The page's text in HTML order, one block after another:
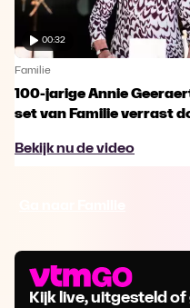
00:32
Familie
100-jarige Annie
set van Familie verrast
Bekijk nu de video
Kijk live, uitgesteld